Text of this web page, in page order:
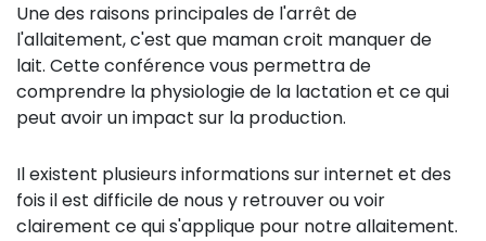
Une des raisons principales de l'arrêt de
l'allaitement, c'est que maman croit manquer de
lait. Cette conférence vous permettra de
comprendre la physiologie de la lactation et ce qui
peut avoir un impact sur la production.
Il existent plusieurs informations sur internet et des
fois il est difficile de nous y retrouver ou voir
clairement ce qui s'applique pour notre allaitement.